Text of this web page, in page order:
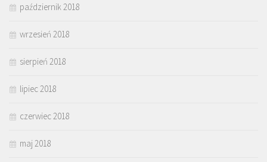
październik 2018
wrzesień 2018
sierpień 2018
lipiec 2018
czerwiec 2018
maj 2018